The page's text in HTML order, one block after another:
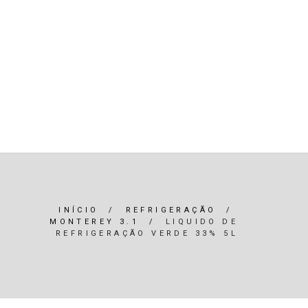
INÍCIO / REFRIGERAÇÃO
/
MONTEREY 3.1
/ LIQUIDO DE
REFRIGERAÇÃO VERDE 33% 5L